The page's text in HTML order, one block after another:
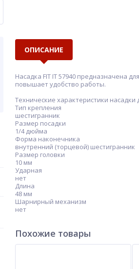
ОПИСАНИЕ
Насадка FIT IT 57940 предназначена
повышает удобство работы.
Технические характеристики насадки
Тип крепления
шестигранник
Размер посадки
1/4 дюйма
Форма наконечника
внутренний (торцевой) шестигранник
Размер головки
10 мм
Ударная
нет
Длина
48 мм
Шарнирный механизм
нет
Похожие товары